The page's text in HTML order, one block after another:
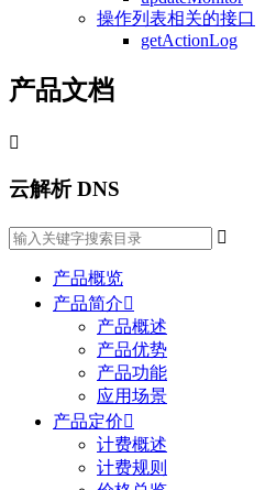
操作列表相关的接口
getActionLog
产品文档

云解析 DNS

产品概览
产品简介
产品概述
产品优势
产品功能
应用场景
产品定价
计费概述
计费规则